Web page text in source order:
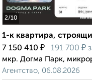
2/10
1-к квартира,
7 150 410 ₽ 191 700 ₽
мкр. Догма Парк,
Агентство, 06.08.2026